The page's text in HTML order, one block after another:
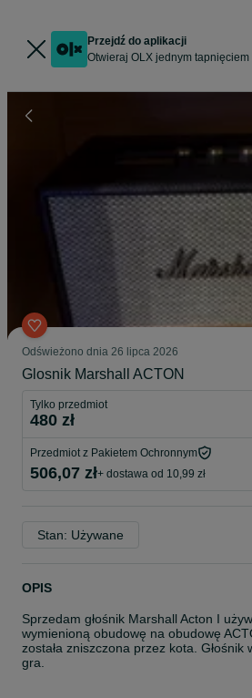
Przejdź do aplikacji
Otwieraj OLX jednym tapnięciem
Odświeżono dnia 26 lipca 2026
Glosnik Marshall ACTON
Tylko przedmiot
480 zł
Przedmiot z Pakietem Ochronnym
506,07 zł+ dostawa od 10,99 zł
Stan: Używane
OPIS
Sprzedam głośnik Marshall Acton I
wymienioną obudowę na obudowę
została zniszczona przez kota.
gra.